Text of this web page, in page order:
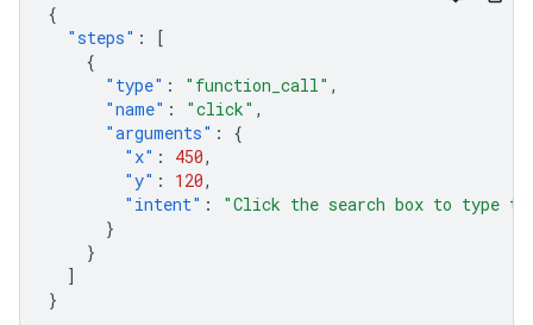
{
"steps" :
[
{
"type" : "function_call" ,
"name" : "click" ,
"arguments" :
{
"x" : 450,
"y" : 120,
"intent" :
"Click the search box to type
}
}
]
}